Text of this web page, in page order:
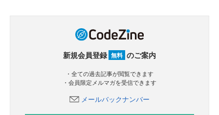
新規会員登録 無料 のご案内
・全ての過去記事が閲覧できます
・会員限定メルマガを受信できます
メールバックナンバー